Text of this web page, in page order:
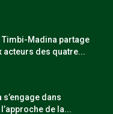
Madina partage
acteurs des quatre...
dans
de la...